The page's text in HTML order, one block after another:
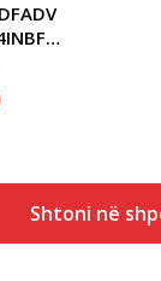
Shtoni në